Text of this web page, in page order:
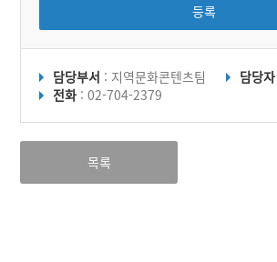
등록
담당부서 : 지역문화콘텐츠팀 담당자
전화 : 02-704-2379
목록